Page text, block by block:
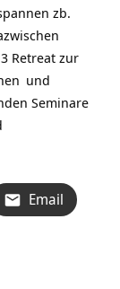
zb.
Retreat zur
und
Seminare
Email